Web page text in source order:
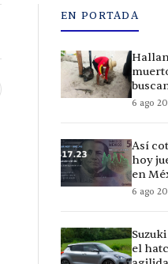
EN PORTADA
6 ago
Así
hoy
en
6 ago
el